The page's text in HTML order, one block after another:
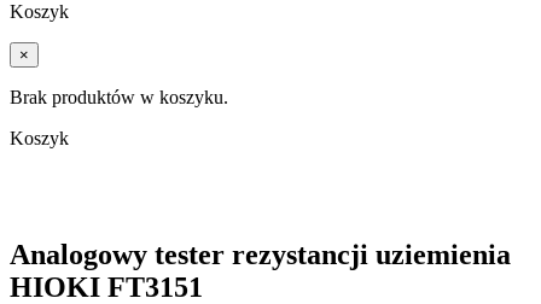
Koszyk
×
Brak produktów w koszyku.
Koszyk
Analogowy tester rezystancji uziemienia
HIOKI FT3151